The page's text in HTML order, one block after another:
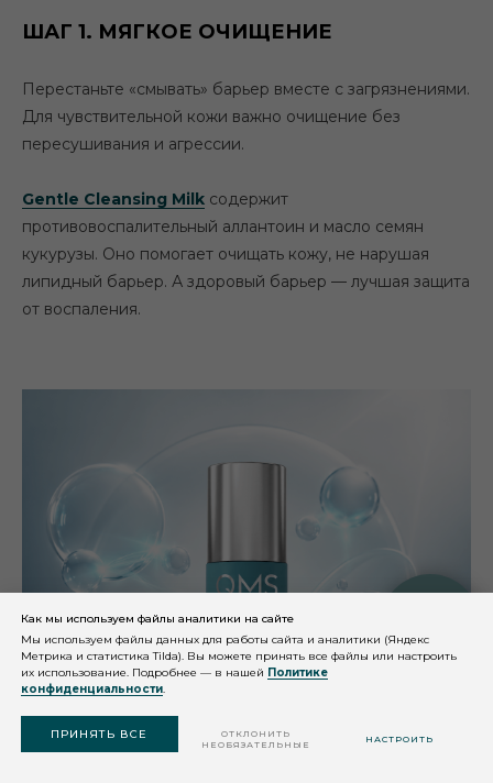
ШАГ 1. МЯГКОЕ ОЧИЩЕНИЕ
Перестаньте «смывать» барьер вместе с загрязнениями.
Для чувствительной кожи важно очищение без
пересушивания и агрессии.
Gentle Cleansing Milk содержит
противовоспалительный аллантоин и масло семян
кукурузы. Оно помогает очищать кожу, не нарушая
липидный барьер. А здоровый барьер — лучшая защита
от воспаления.
★
★
★
★
★
Поделиться статьёй:
Как мы используем файлы аналитики на сайте
Мы используем файлы данных для работы сайта и аналитики (Яндекс
Метрика и статистика Tilda). Вы можете принять все файлы или настроить
их использование. Подробнее — в нашей Политике
конфиденциальности.
ПРИНЯТЬ ВСЕ
ОТКЛОНИТЬ
НЕОБЯЗАТЕЛЬНЫЕ
НАСТРОИТЬ